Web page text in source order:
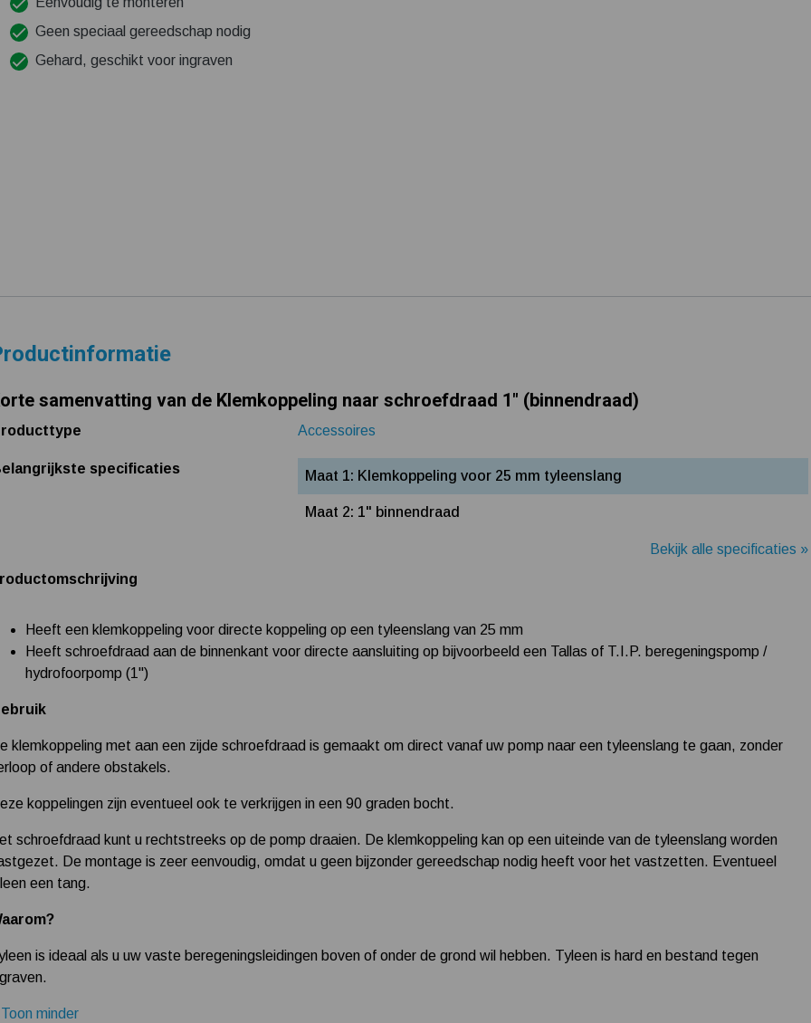
Geen speciaal gereedschap nodig
Gehard, geschikt voor ingraven
samenvatting van de Klemkoppeling naar schroefdraad 1" (binnendraad)
Accessoires
specificaties Maat 1: Klemkoppeling voor 25 mm tyleenslang
Maat 2: 1" binnendraad
Bekijk alle specificaties »
Heeft een klemkoppeling voor directe koppeling op een tyleenslang van 25 mm
Heeft schroefdraad aan de binnenkant voor directe aansluiting op bijvoorbeeld een Tallas of T.I.P. beregeningspomp /
hydrofoorpomp (1")
klemkoppeling met aan een zijde schroefdraad is gemaakt om direct vanaf uw pomp naar een tyleenslang te gaan, zonder
of andere obstakels.
koppelingen zijn eventueel ook te verkrijgen in een 90 graden bocht.
schroefdraad kunt u rechtstreeks op de pomp draaien. De klemkoppeling kan op een uiteinde van de tyleenslang worden
De montage is zeer eenvoudig, omdat u geen bijzonder gereedschap nodig heeft voor het vastzetten. Eventueel
een tang.
is ideaal als u uw vaste beregeningsleidingen boven of onder de grond wil hebben. Tyleen is hard en bestand tegen
minder